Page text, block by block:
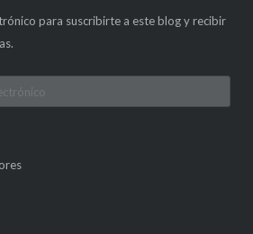
para suscribirte a este blog y recibir